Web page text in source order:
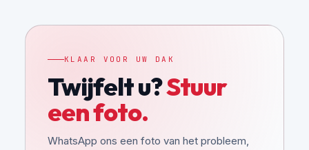
KLAAR VOOR UW DAK
Twijfelt u?Stuur
een foto.
WhatsApp ons een foto van het probleem,